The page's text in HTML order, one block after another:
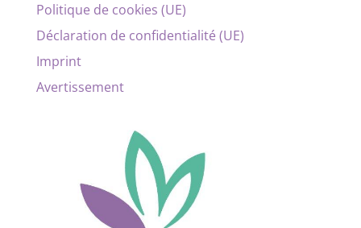
Politique de cookies (UE)
Déclaration de confidentialité (UE)
Imprint
Avertissement